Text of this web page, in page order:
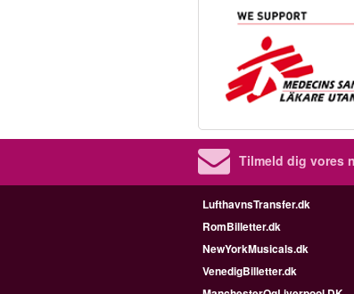
Tilmeld dig vores
LufthavnsTransfer.dk
RomBilletter.dk
NewYorkMusicals.dk
VenedigBilletter.dk